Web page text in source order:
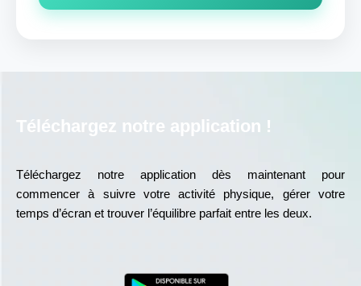
Téléchargez notre application !
Téléchargez notre application dès maintenant pour
commencer à suivre votre activité physique, gérer votre
temps d’écran et trouver l’équilibre parfait entre les deux.